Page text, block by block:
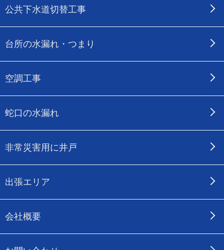
公共下水道切替工事
台所の水漏れ・つまり
空調工事
蛇口の水漏れ
非常災害用に井戸
出張エリア
会社概要